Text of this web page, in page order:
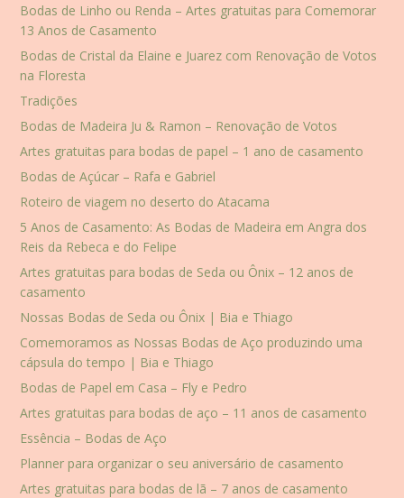
Bodas de Linho ou Renda – Artes gratuitas para Comemorar
13 Anos de Casamento
Bodas de Cristal da Elaine e Juarez com Renovação de Votos
na Floresta
Tradições
Bodas de Madeira Ju & Ramon – Renovação de Votos
Artes gratuitas para bodas de papel – 1 ano de casamento
Bodas de Açúcar – Rafa e Gabriel
Roteiro de viagem no deserto do Atacama
5 Anos de Casamento: As Bodas de Madeira em Angra dos
Reis da Rebeca e do Felipe
Artes gratuitas para bodas de Seda ou Ônix – 12 anos de
casamento
Nossas Bodas de Seda ou Ônix | Bia e Thiago
Comemoramos as Nossas Bodas de Aço produzindo uma
cápsula do tempo | Bia e Thiago
Bodas de Papel em Casa – Fly e Pedro
Artes gratuitas para bodas de aço – 11 anos de casamento
Essência – Bodas de Aço
Planner para organizar o seu aniversário de casamento
Artes gratuitas para bodas de lã – 7 anos de casamento